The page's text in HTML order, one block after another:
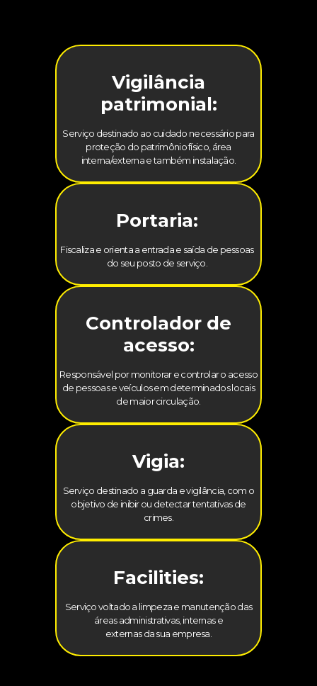
Vigilância
patrimonial:
Serviço destinado ao cuidado necessário para
proteção do patrimônio físico, área
interna/externa e também instalação.
Portaria:
Fiscaliza e orienta a entrada e saída de pessoas
do seu posto de serviço.
Controlador de
acesso:
Responsável por monitorar e controlar o acesso
de pessoas e veículos em determinados locais
de maior circulação.
Vigia:
Serviço destinado a guarda e vigilância, com o
objetivo de inibir ou detectar tentativas de
crimes.
Facilities:
Serviço voltado a limpeza e manutenção das
áreas administrativas, internas e
externas da sua empresa.